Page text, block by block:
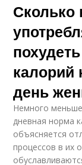
Сколько
калорий
день
Немного
дневная норма
объясняется
процессов в их